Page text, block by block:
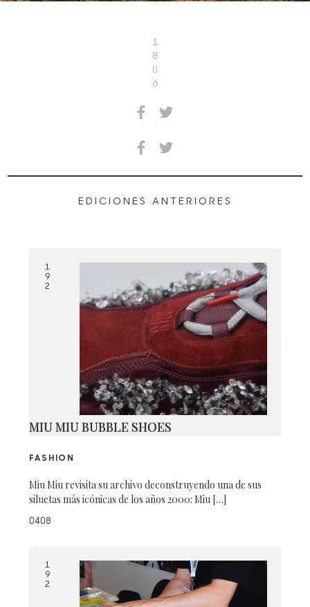
1
8
0
6
EDICIONES ANTERIORES
1
9
2
MIU MIU BUBBLE SHOES
FASHION
Miu Miu revisita su archivo deconstruyendo una de sus
siluetas más icónicas de los años 2000: Miu […]
0408
1
9
2